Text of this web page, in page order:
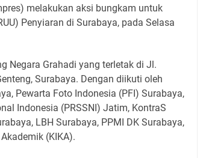
melakukan aksi bungkam untuk
Penyiaran di Surabaya, pada Selasa
Negara Grahadi yang terletak di Jl.
Surabaya. Dengan diikuti oleh
Pewarta Foto Indonesia (PFI) Surabaya,
Indonesia (PRSSNI) Jatim, KontraS
LBH Surabaya, PPMI DK Surabaya,
(KIKA).